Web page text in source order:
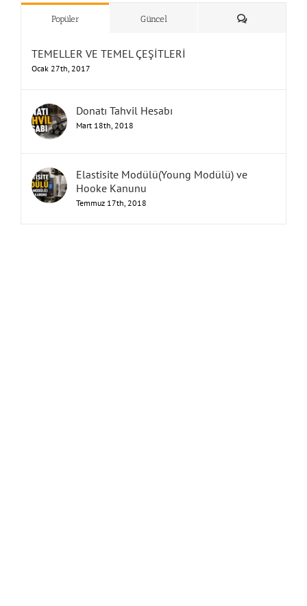
& ”Humbarahane”
Popüler Güncel Yorum
TEMELLER VE TEMEL ÇEŞİTLERİ
Ocak 27th, 2017
Donatı Tahvil Hesabı
Mart 18th, 2018
Elastisite Modülü(Young Modülü) ve
Hooke Kanunu
Temmuz 17th, 2018